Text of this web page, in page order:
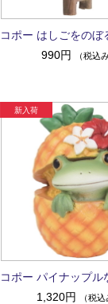
コポー はしごをのぼ
990円
（税込
コポー パイナップル
1,320円
（税込